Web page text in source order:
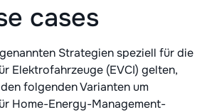
cases
Strategien speziell für die
Elektrofahrzeuge (EVCI) gelten,
folgenden Varianten um
Home-Energy-Management-